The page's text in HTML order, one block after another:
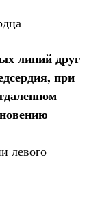
линий друг
при
левого